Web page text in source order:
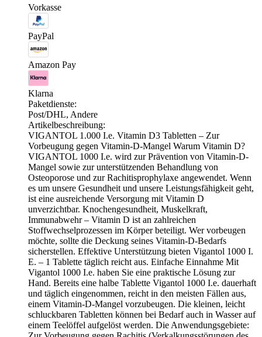
Vorkasse
PayPal
Amazon Pay
Klarna
Paketdienste:
Post/DHL, Andere
Artikelbeschreibung:
VIGANTOL 1.000 I.e. Vitamin D3 Tabletten – Zur
Vorbeugung gegen Vitamin-D-Mangel Warum Vitamin D?
VIGANTOL 1000 I.e. wird zur Prävention von Vitamin-D-
Mangel sowie zur unterstützenden Behandlung von
Osteoporose und zur Rachitisprophylaxe angewendet. Wenn
es um unsere Gesundheit und unsere Leistungsfähigkeit geht,
ist eine ausreichende Versorgung mit Vitamin D
unverzichtbar. Knochengesundheit, Muskelkraft,
Immunabwehr – Vitamin D ist an zahlreichen
Stoffwechselprozessen im Körper beteiligt. Wer vorbeugen
möchte, sollte die Deckung seines Vitamin-D-Bedarfs
sicherstellen. Effektive Unterstützung bieten Vigantol 1000 I.
E. – 1 Tablette täglich reicht aus. Einfache Einnahme Mit
Vigantol 1000 I.e. haben Sie eine praktische Lösung zur
Hand. Bereits eine halbe Tablette Vigantol 1000 I.e. dauerhaft
und täglich eingenommen, reicht in den meisten Fällen aus,
einem Vitamin-D-Mangel vorzubeugen. Die kleinen, leicht
schluckbaren Tabletten können bei Bedarf auch in Wasser auf
einem Teelöffel aufgelöst werden. Die Anwendungsgebiete: